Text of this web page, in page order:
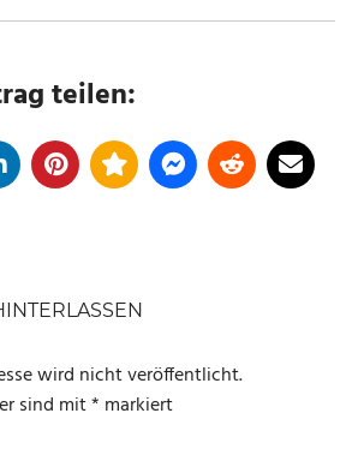
teilen:
wird nicht veröffentlicht.
sind mit* markiert